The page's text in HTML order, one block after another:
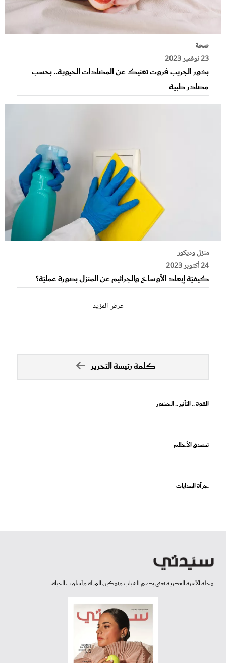
صحة
23 نوفمبر 2023
بذور الجريب فروت تغنيك عن المضادات الحيوية.. بحسب
مصادر طبية
منزل وديكور
24 أكتوبر 2023
كيفيّة إبعاد الأوساخ والجراثيم عن المنزل بصورة عمليّة؟
عرض المزيد
كلمة رئيسة التحرير
القوة .. التأثير .. الحضور
تصدق الأحلام
جرأة البدايات
مجلة الأسرة العصرية تعنى بدعم الشباب وتمكين المرأة وأسلوب الحياة.